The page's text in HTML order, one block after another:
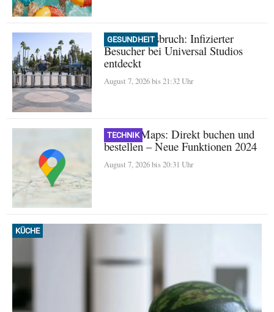
GESUNDHEIT
Masern-Ausbruch: Infizierter
Besucher bei Universal Studios
entdeckt
August 7, 2026 bis 21:32 Uhr
TECHNIK
Google Maps: Direkt buchen und
bestellen – Neue Funktionen 2024
August 7, 2026 bis 20:31 Uhr
KÜCHE